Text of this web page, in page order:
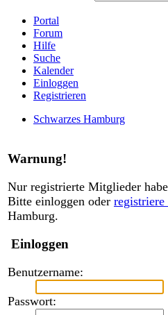
Portal
Forum
Hilfe
Suche
Kalender
Einloggen
Registrieren
Schwarzes Hamburg
Warnung!
Nur registrierte Mitglieder
Bitte einloggen oder registriere
Hamburg.
Einloggen
Benutzername:
Passwort: